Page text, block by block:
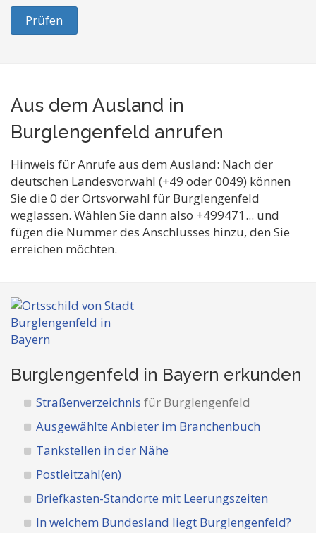
Prüfen
Aus dem Ausland in
Burglengenfeld anrufen
Hinweis für Anrufe aus dem Ausland: Nach der
deutschen Landesvorwahl (+49 oder 0049) können
Sie die 0 der Ortsvorwahl für Burglengenfeld
weglassen. Wählen Sie dann also +499471... und
fügen die Nummer des Anschlusses hinzu, den Sie
erreichen möchten.
Burglengenfeld in Bayern erkunden
Straßenverzeichnis für Burglengenfeld
Ausgewählte Anbieter im Branchenbuch
Tankstellen in der Nähe
Postleitzahl(en)
Briefkasten-Standorte mit Leerungszeiten
In welchem Bundesland liegt Burglengenfeld?